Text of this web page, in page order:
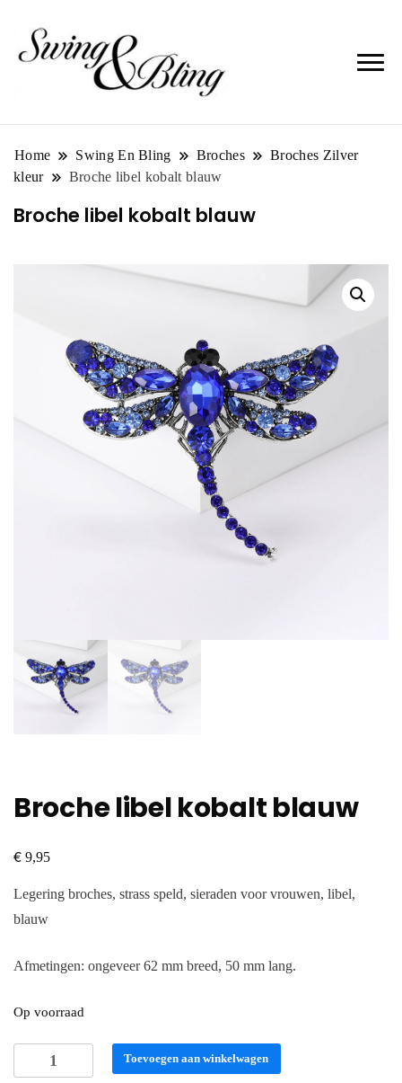
Home Swing En Bling Broches
Broches Zilver
kleur
Broche libel kobalt blauw
Broche libel kobalt blauw
Broche libel kobalt blauw
€ 9,95
Legering broches, strass speld, sieraden voor vrouwen, libel,
blauw
Afmetingen: ongeveer 62 mm breed, 50 mm lang.
Op voorraad
Broche
libel
Toevoegen aan winkelwagen